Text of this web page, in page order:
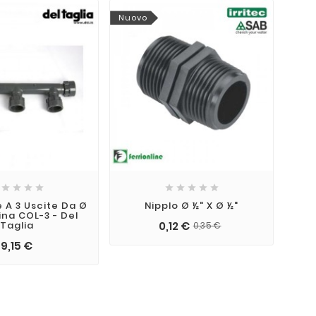
   
3 Uscite Da Ø
COL-3 - Del
Taglia
9,15 €
Nuovo
    
Nipplo Ø ½" X Ø ½"
0,12 € 0,35 €